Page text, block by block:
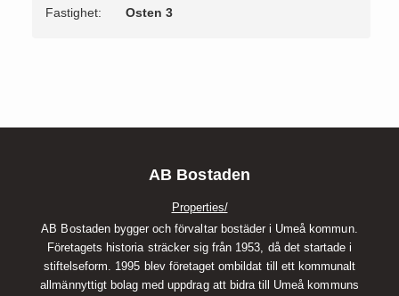
Fastighet:
Osten 3
AB Bostaden
Properties/
AB Bostaden bygger och förvaltar bostäder i Umeå kommun.
Företagets historia sträcker sig från 1953, då det startade i
stiftelseform. 1995 blev företaget ombildat till ett kommunalt
allmännyttigt bolag med uppdrag att bidra till Umeå kommuns